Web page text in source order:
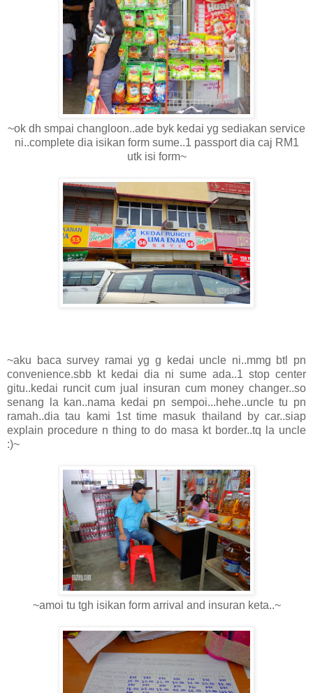
~ok dh smpai changloon..ade byk kedai yg sediakan service
ni..complete dia isikan form sume..1 passport dia caj RM1
utk isi form~
~aku baca survey ramai yg g kedai uncle ni..mmg btl pn
convenience.sbb kt kedai dia ni sume ada..1 stop center
gitu..kedai runcit cum jual insuran cum money changer..so
senang la kan..nama kedai pn sempoi...hehe..uncle tu pn
ramah..dia tau kami 1st time masuk thailand by car..siap
explain procedure n thing to do masa kt border..tq la uncle
:)~
~amoi tu tgh isikan form arrival and insuran keta..~